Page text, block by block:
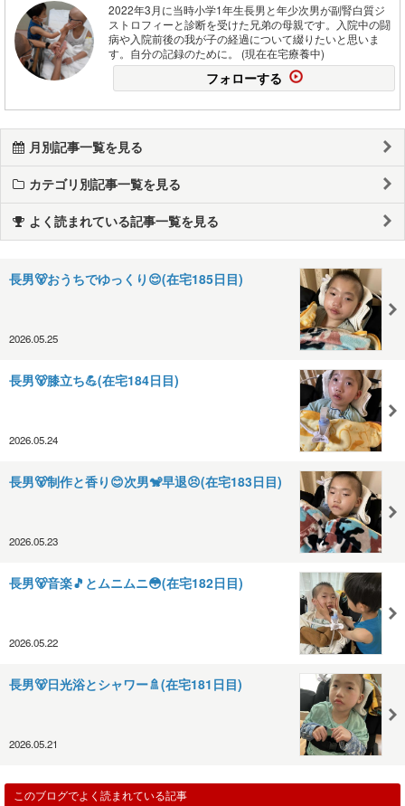
2022年3月に当時小学1年生長男と年少次男が副腎白質ジ
ストロフィーと診断を受けた兄弟の母親です。入院中の闘
病や入院前後の我が子の経過について綴りたいと思いま
す。自分の記録のために。 (現在在宅療養中)
フォローする
月別記事一覧を見る
カテゴリ別記事一覧を見る
よく読まれている記事一覧を見る
長男🐻おうちでゆっくり😌(在宅185日目)
2026.05.25
長男🐻膝立ち💪(在宅184日目)
2026.05.24
長男🐻制作と香り😊次男🐒早退😣(在宅183日目)
2026.05.23
長男🐻音楽🎵とムニムニ😳(在宅182日目)
2026.05.22
長男🐻日光浴とシャワー🚿(在宅181日目)
2026.05.21
このブログでよく読まれている記事